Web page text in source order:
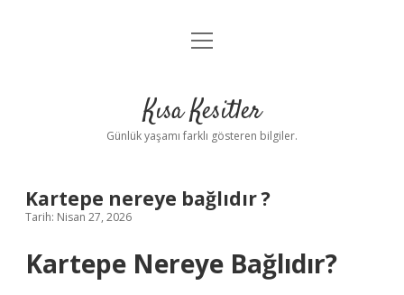
Anasayfa
Yasal Uyarı
menüyü
Kısa Kesitler
Günlük yaşamı farklı gösteren bilgiler.
Kartepe nereye bağlıdır ?
Tarih: Nisan 27, 2026
Kartepe Nereye Bağlıdır?